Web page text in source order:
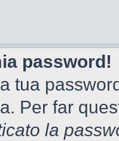
password!
tua
Per far
la